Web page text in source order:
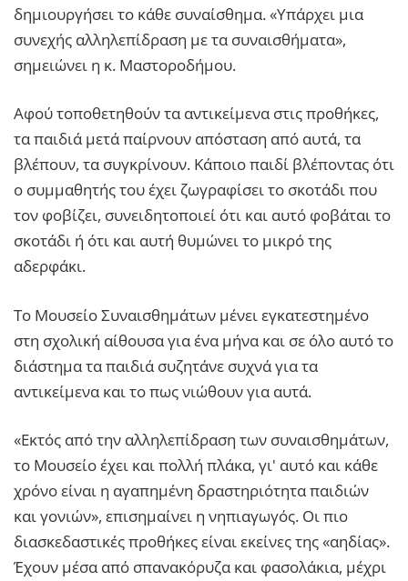
δημιουργήσει το κάθε συναίσθημα. «Υπάρχει μια
συνεχής αλληλεπίδραση με τα συναισθήματα»,
σημειώνει η κ. Μαστοροδήμου.
Αφού τοποθετηθούν τα αντικείμενα στις προθήκες,
τα παιδιά μετά παίρνουν απόσταση από αυτά, τα
βλέπουν, τα συγκρίνουν. Κάποιο παιδί βλέποντας ότι
ο συμμαθητής του έχει ζωγραφίσει το σκοτάδι που
τον φοβίζει, συνειδητοποιεί ότι και αυτό φοβάται το
σκοτάδι ή ότι και αυτή θυμώνει το μικρό της
αδερφάκι.
Το Μουσείο Συναισθημάτων μένει εγκατεστημένο
στη σχολική αίθουσα για ένα μήνα και σε όλο αυτό το
διάστημα τα παιδιά συζητάνε συχνά για τα
αντικείμενα και το πως νιώθουν για αυτά.
«Εκτός από την αλληλεπίδραση των συναισθημάτων,
το Μουσείο έχει και πολλή πλάκα, γι' αυτό και κάθε
χρόνο είναι η αγαπημένη δραστηριότητα παιδιών
και γονιών», επισημαίνει η νηπιαγωγός. Οι πιο
διασκεδαστικές προθήκες είναι εκείνες της «αηδίας».
Έχουν μέσα από σπανακόρυζα και φασολάκια, μέχρι